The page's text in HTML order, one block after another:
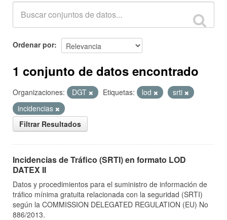
Ordenar por
1 conjunto de datos encontrado
Organizaciones: DGT Etiquetas: lod
srti
incidencias
Filtrar Resultados
Incidencias de Tráfico (SRTI) en formato LOD
DATEX II
Datos y procedimientos para el suministro de información de
tráfico mínima gratuita relacionada con la seguridad (SRTI)
según la COMMISSION DELEGATED REGULATION (EU) No
886/2013.